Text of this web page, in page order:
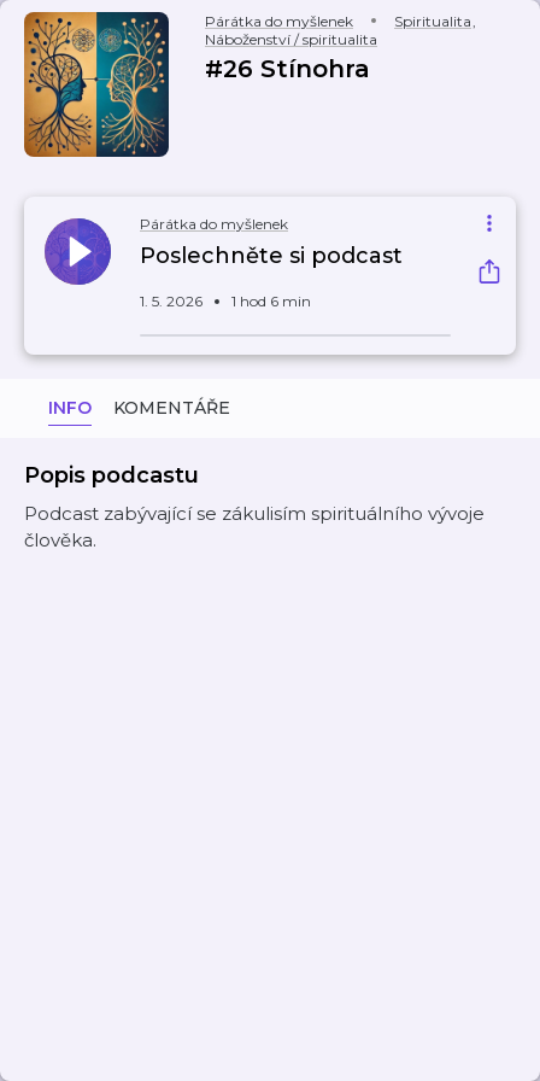
Párátka do myšlenek Spiritualita,
Náboženství / spiritualita
#26 Stínohra
Párátka do myšlenek
Poslechněte si podcast
1. 5. 2026 1 hod 6 min
INFO KOMENTÁŘE
Popis podcastu
Podcast zabývající se zákulisím spirituálního vývoje
člověka.